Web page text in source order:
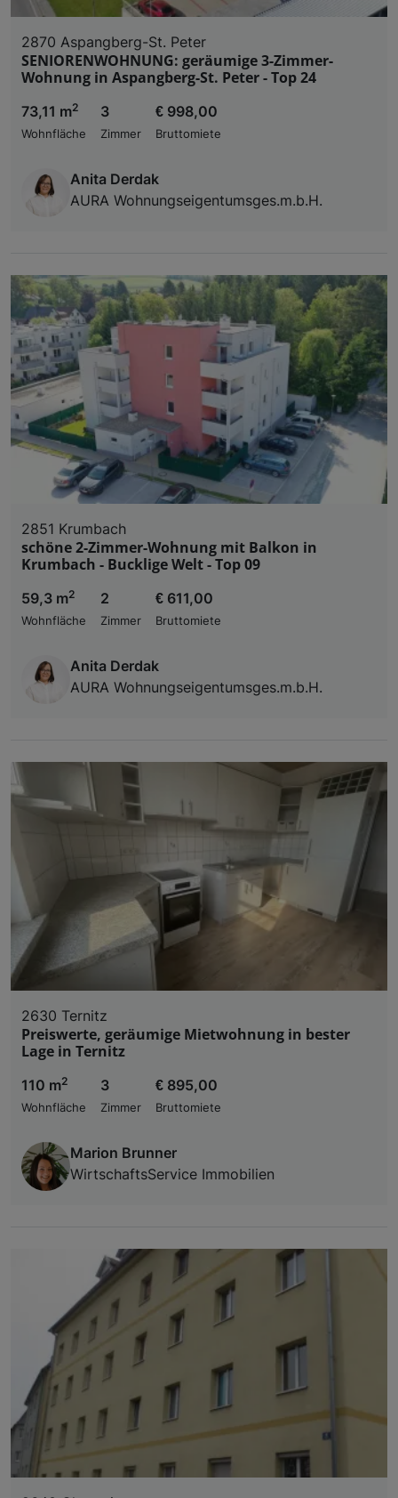
2870 Aspangberg-St. Peter
SENIORENWOHNUNG: geräumige 3-Zimmer-
Wohnung in Aspangberg-St. Peter - Top 24
73,11 m2
Wohnfläche
3
Zimmer
€ 998,00
Bruttomiete
Anita Derdak
AURA Wohnungseigentumsges.m.b.H.
2851 Krumbach
schöne 2-Zimmer-Wohnung mit Balkon in
Krumbach - Bucklige Welt - Top 09
59,3 m2
Wohnfläche
2
Zimmer
€ 611,00
Bruttomiete
Anita Derdak
AURA Wohnungseigentumsges.m.b.H.
2630 Ternitz
Preiswerte, geräumige Mietwohnung in bester
Lage in Ternitz
110 m2
Wohnfläche
3
Zimmer
€ 895,00
Bruttomiete
Marion Brunner
WirtschaftsService Immobilien